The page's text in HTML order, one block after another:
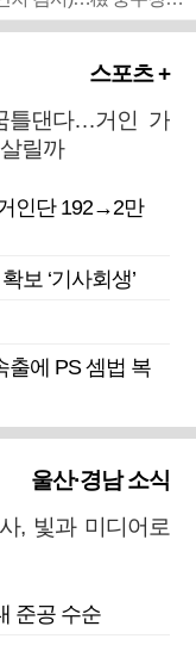
스포츠 +
틀댄다…거인 가
릴까
인단 192→2만
보 ‘기사회생’
에 PS 셈법 복
울산·경남 소식
, 빛과 미디어로
준공 수순